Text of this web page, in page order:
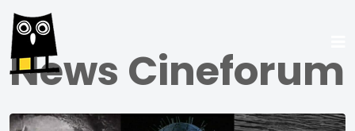
News Cineforum